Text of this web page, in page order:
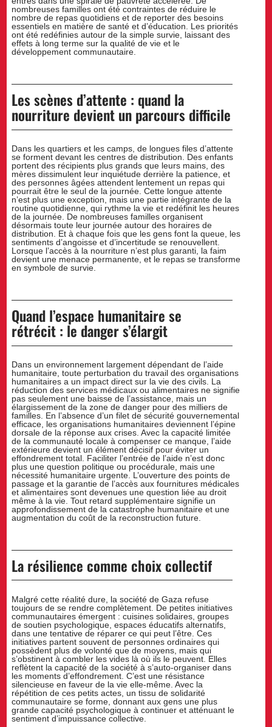
nombreuses familles ont été contraintes de réduire le
nombre de repas quotidiens et de reporter des besoins
essentiels en matière de santé et d’éducation. Les priorités
ont été redéfinies autour de la simple survie, laissant des
effets à long terme sur la qualité de vie et le
développement communautaire.
Les scènes d’attente : quand la
nourriture devient un parcours difficile
Dans les quartiers et les camps, de longues files d’attente
se forment devant les centres de distribution. Des enfants
portent des récipients plus grands que leurs mains, des
mères dissimulent leur inquiétude derrière la patience, et
des personnes âgées attendent lentement un repas qui
pourrait être le seul de la journée. Cette longue attente
n’est plus une exception, mais une partie intégrante de la
routine quotidienne, qui rythme la vie et redéfinit les heures
de la journée. De nombreuses familles organisent
désormais toute leur journée autour des horaires de
distribution. Et à chaque fois que les gens font la queue, les
sentiments d’angoisse et d’incertitude se renouvellent.
Lorsque l’accès à la nourriture n’est plus garanti, la faim
devient une menace permanente, et le repas se transforme
en symbole de survie.
Quand l’espace humanitaire se
rétrécit : le danger s’élargit
Dans un environnement largement dépendant de l’aide
humanitaire, toute perturbation du travail des organisations
humanitaires a un impact direct sur la vie des civils. La
réduction des services médicaux ou alimentaires ne signifie
pas seulement une baisse de l’assistance, mais un
élargissement de la zone de danger pour des milliers de
familles. En l’absence d’un filet de sécurité gouvernemental
efficace, les organisations humanitaires deviennent l’épine
dorsale de la réponse aux crises. Avec la capacité limitée
de la communauté locale à compenser ce manque, l’aide
extérieure devient un élément décisif pour éviter un
effondrement total. Faciliter l’entrée de l’aide n’est donc
plus une question politique ou procédurale, mais une
nécessité humanitaire urgente. L’ouverture des points de
passage et la garantie de l’accès aux fournitures médicales
et alimentaires sont devenues une question liée au droit
même à la vie. Tout retard supplémentaire signifie un
approfondissement de la catastrophe humanitaire et une
augmentation du coût de la reconstruction future.
La résilience comme choix collectif
Malgré cette réalité dure, la société de Gaza refuse
toujours de se rendre complètement. De petites initiatives
communautaires émergent : cuisines solidaires, groupes
de soutien psychologique, espaces éducatifs alternatifs,
dans une tentative de réparer ce qui peut l’être. Ces
initiatives partent souvent de personnes ordinaires qui
possèdent plus de volonté que de moyens, mais qui
s’obstinent à combler les vides là où ils le peuvent. Elles
reflètent la capacité de la société à s’auto-organiser dans
les moments d’effondrement. C’est une résistance
silencieuse en faveur de la vie elle-même. Avec la
répétition de ces petits actes, un tissu de solidarité
communautaire se forme, donnant aux gens une plus
grande capacité psychologique à continuer et atténuant le
sentiment d’impuissance collective.